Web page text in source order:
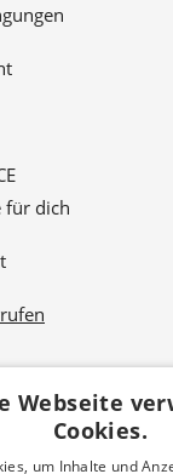
für dich
Webseite
Cookies.
um Inhalte und